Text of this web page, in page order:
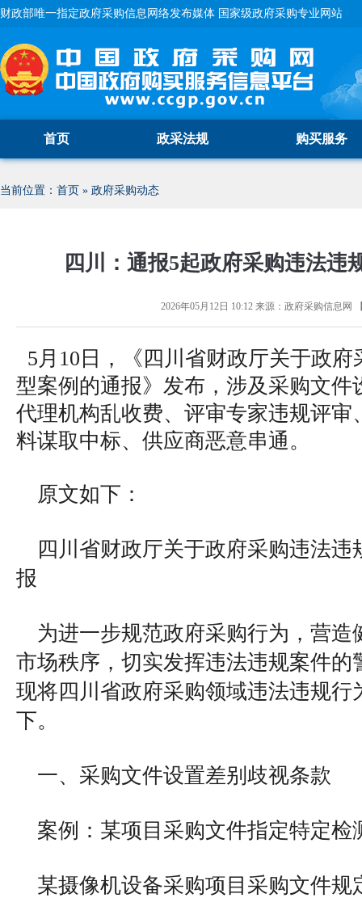
财政部唯一指定政府采购信息网络发布媒体 国家级政府采购专业网站
首页 政采法规 购买服务
当前位置： 首页 » 政府采购动态
四川：通报5起政府采购违法违
2026年05月12日 10:12来源： 政府采购信息网
5月10日，《四川省财政厅关于政
型案例的通报》发布，涉及采购文件
代理机构乱收费、评审专家违规评审
料谋取中标、供应商恶意串通。
原文如下：
四川省财政厅关于政府采购违法
报
为进一步规范政府采购行为，营造
市场秩序，切实发挥违法违规案件的
现将四川省政府采购领域违法违规行
下。
一、采购文件设置差别歧视条款
案例：某项目采购文件指定特定检
某摄像机设备采购项目采购文件规